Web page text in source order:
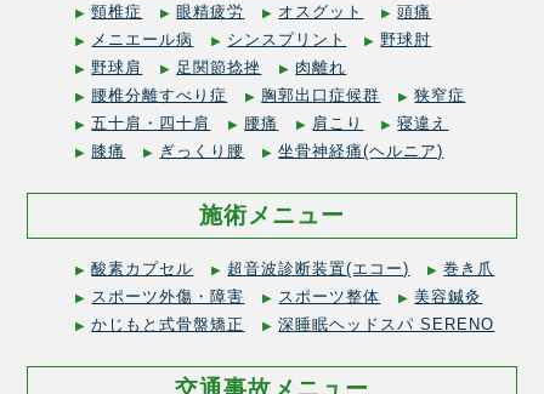
頸椎症
眼精疲労 オスグット
頭痛
メニエール病
シンスプリント
野球肘
野球肩
足関節捻挫
肉離れ
腰椎分離すべり症
胸郭出口症候群
狭窄症
五十肩・四十肩
腰痛 肩こり
寝違え
膝痛
ぎっくり腰 坐骨神経痛(ヘルニア)
施術メニュー
酸素カプセル 超音波診断装置(エコー)
巻き爪
スポーツ外傷・障害
スポーツ整体
美容鍼灸
かじもと式骨盤矯正
深睡眠ヘッドスパ SERENO
交通事故メニュー